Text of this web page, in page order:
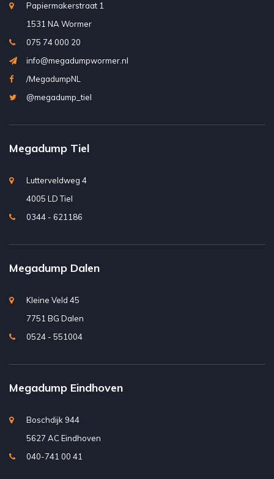
Papiermakerstraat 1
1531 NA Wormer
075 74 000 20
info@megadumpwormer.nl
/MegadumpNL
@megadump_tiel
Megadump Tiel
Lutterveldweg 4
4005 LD Tiel
0344 - 621186
Megadump Dalen
Kleine Veld 45
7751 BG Dalen
0524 - 551004
Megadump Eindhoven
Boschdijk 944
5627 AC Eindhoven
040-741 00 41